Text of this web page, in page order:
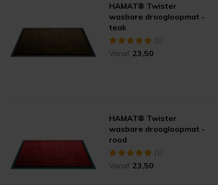
HAMAT® Twister
wasbare droogloopmat -
teak
(1)
Vanaf 23,50
HAMAT® Twister
wasbare droogloopmat -
rood
(1)
Vanaf 23,50